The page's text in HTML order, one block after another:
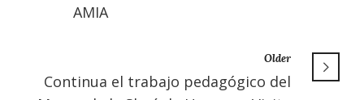
AMIA
Older
Continua el trabajo pedagógico del